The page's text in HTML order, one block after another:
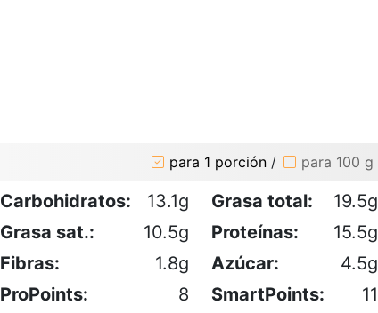
para 1 porción / para 100 g
Carbohidratos: 13.1g Grasa total:
19.5g
Grasa sat.:
10.5g Proteínas:
15.5g
Fibras:
1.8g Azúcar:
4.5g
ProPoints:
8 SmartPoints: 11